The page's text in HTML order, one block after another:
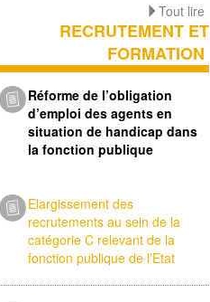
Tout lire
RECRUTEMENT ET
FORMATION
Réforme de l’obligation
d’emploi des agents en
situation de handicap dans
la fonction publique
Elargissement des
recrutements au sein de la
catégorie C relevant de la
fonction publique de l’Etat